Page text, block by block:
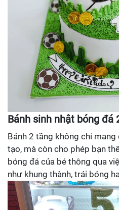
Bánh sinh nhật bóng đá
Bánh 2 tầng không chỉ
tạo, mà còn cho phép bạn
bóng đá của bé thông qua
như khung thành, trái bóng